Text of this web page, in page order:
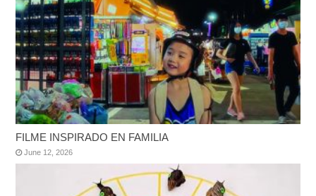
FILME INSPIRADO EN FAMILIA
June 12, 2026